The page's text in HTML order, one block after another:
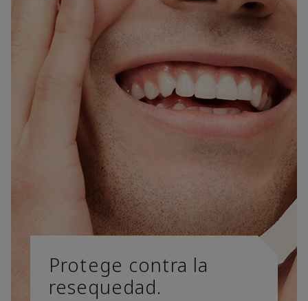
Protege contra la
resequedad.